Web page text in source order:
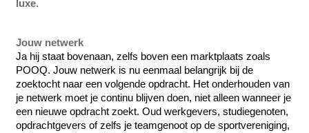
luxe.
Jouw netwerk
Ja hij staat bovenaan, zelfs boven een marktplaats zoals
POOQ. Jouw netwerk is nu eenmaal belangrijk bij de
zoektocht naar een volgende opdracht. Het onderhouden van
je netwerk moet je continu blijven doen, niet alleen wanneer je
een nieuwe opdracht zoekt. Oud werkgevers, studiegenoten,
opdrachtgevers of zelfs je teamgenoot op de sportvereniging,